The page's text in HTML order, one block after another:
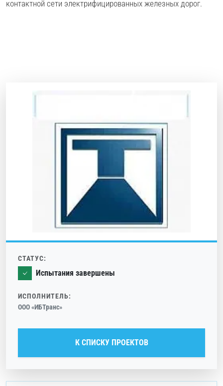
контактной сети электрифицированных железных дорог.
СТАТУС:
Испытания завершены
ИСПОЛНИТЕЛЬ:
ООО «ИБТранс»
К СПИСКУ ПРОЕКТОВ